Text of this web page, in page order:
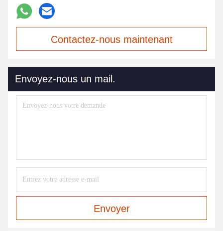
Contactez-nous maintenant
Envoyez-nous un mail.
Envoyer